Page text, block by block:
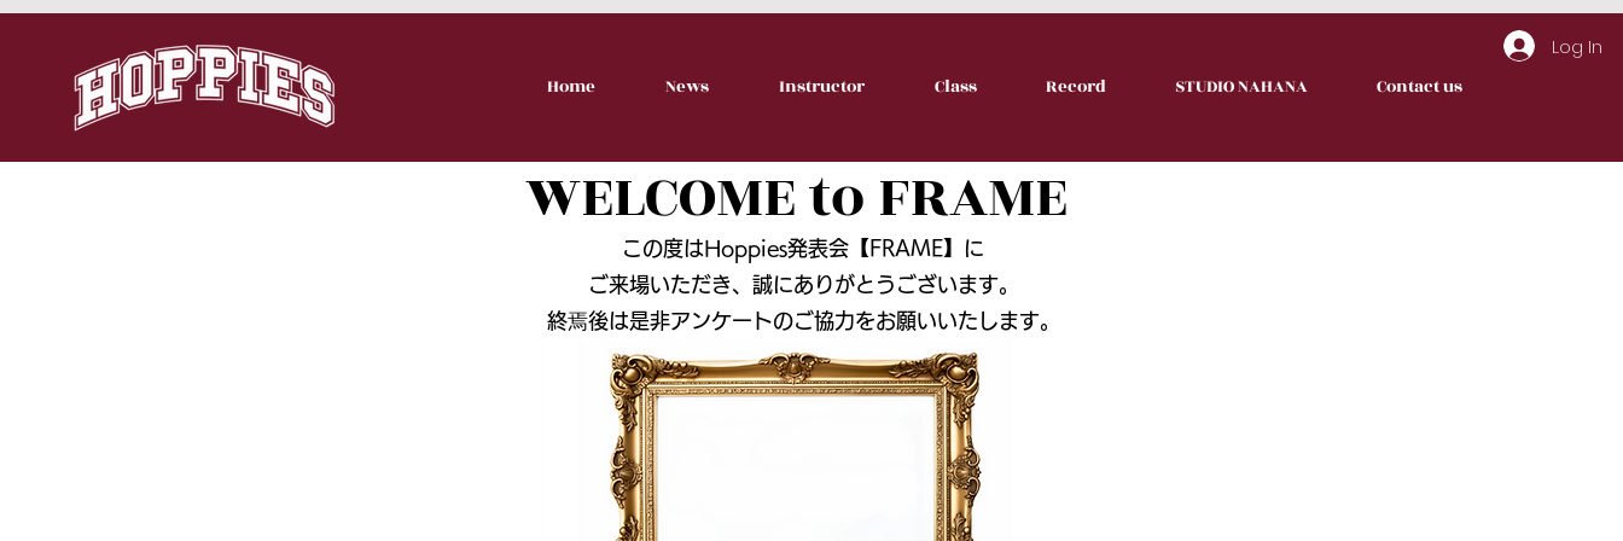
Home News Instructor Class Record STUDIO NAHANA Contact us
Log In
WELCOME to FRAME
この度はHoppies発表会【FRAME】に
ご来場いただき、誠にありがとうございます。
​終焉後は是非アンケートのご協力をお願いいたします。